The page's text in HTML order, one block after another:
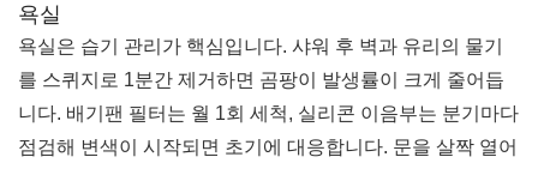
욕실
욕실은 습기 관리가 핵심입니다. 샤워 후 벽과 유리의 물기
를 스퀴지로 1분간 제거하면 곰팡이 발생률이 크게 줄어듭
니다. 배기팬 필터는 월 1회 세척, 실리콘 이음부는 분기마다
점검해 변색이 시작되면 초기에 대응합니다. 문을 살짝 열어